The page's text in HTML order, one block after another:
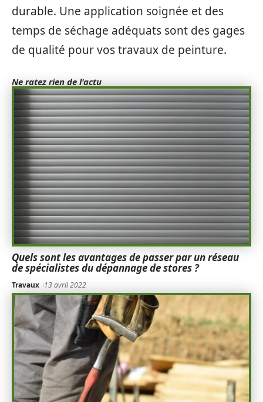
durable. Une application soignée et des
temps de séchage adéquats sont des gages
de qualité pour vos travaux de peinture.
Ne ratez rien de l'actu
Quels sont les avantages de passer par un réseau
de spécialistes du dépannage de stores ?
Travaux 13 avril 2022